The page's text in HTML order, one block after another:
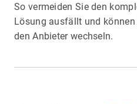
So vermeiden Sie den
Lösung ausfällt und
den Anbieter wechseln.